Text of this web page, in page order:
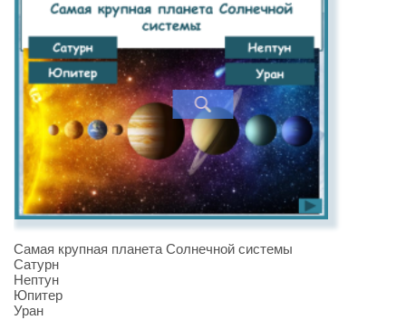
Самая крупная планета Солнечной системы
Сатурн
Нептун
Юпитер
Уран